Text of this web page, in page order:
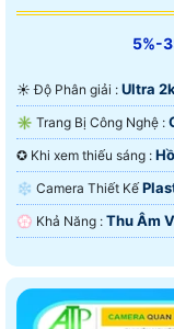
5%-
☀️ Độ Phân giải : Ultra
✳️ Trang Bị Công Nghệ :
✪ Khi xem thiếu sáng :
❄ Camera Thiết Kế
️💮 Khả Năng : Thu Âm